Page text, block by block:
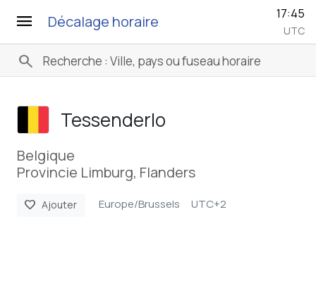
menu Décalage horaire 17:45
UTC
search
Tessenderlo
Belgique
Provincie Limburg, Flanders
favorite Ajouter Europe/Brussels UTC+2